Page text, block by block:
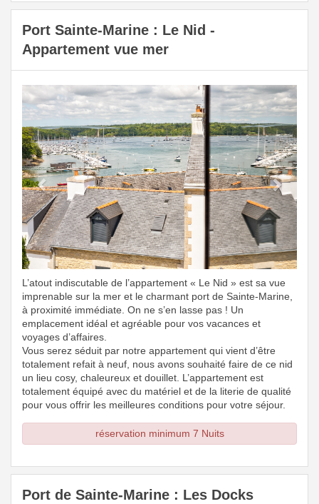
Port Sainte-Marine : Le Nid -
Appartement vue mer
Previous Next
L’atout indiscutable de l’appartement « Le Nid » est sa vue
imprenable sur la mer et le charmant port de Sainte-Marine,
à proximité immédiate. On ne s’en lasse pas ! Un
emplacement idéal et agréable pour vos vacances et
voyages d’affaires.
Vous serez séduit par notre appartement qui vient d’être
totalement refait à neuf, nous avons souhaité faire de ce nid
un lieu cosy, chaleureux et douillet. L’appartement est
totalement équipé avec du matériel et de la literie de qualité
pour vous offrir les meilleures conditions pour votre séjour.
réservation minimum 7 Nuits
Port de Sainte-Marine : Les Docks